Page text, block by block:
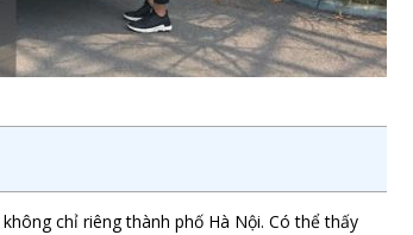
chỉ riêng thành phố Hà Nội. Có thể thấy